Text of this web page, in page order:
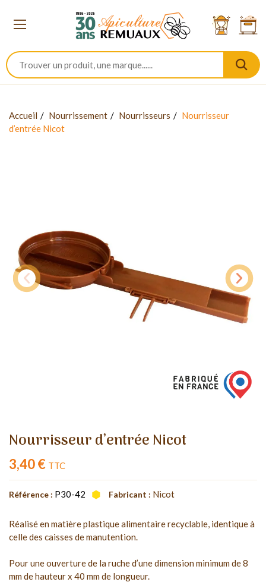
Accueil Nourrissement Nourrisseurs
Nourrisseur
d’entrée Nicot
Nourrisseur d’entrée Nicot
3,40 € TTC
Référence : P30-42 Fabricant : Nicot
Réalisé en matière plastique alimentaire recyclable, identique à
celle des caisses de manutention.
Pour une ouverture de la ruche d’une dimension minimum de 8
mm de hauteur x 40 mm de longueur.